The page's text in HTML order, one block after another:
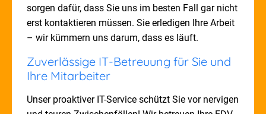
sorgen dafür, dass Sie uns im besten Fall gar nicht
erst kontaktieren müssen. Sie erledigen Ihre Arbeit
– wir kümmern uns darum, dass es läuft.
Zuverlässige IT-Betreuung für Sie und
Ihre Mitarbeiter
Unser proaktiver IT-Service schützt Sie vor nervigen